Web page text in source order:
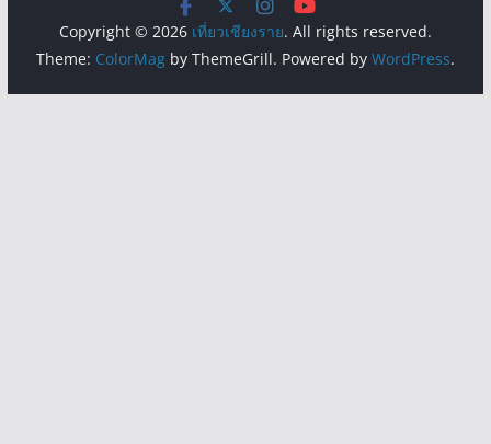
Copyright © 2026 เที่ยวเชียงราย. All rights reserved.
Theme: ColorMagby ThemeGrill. Powered by WordPress.